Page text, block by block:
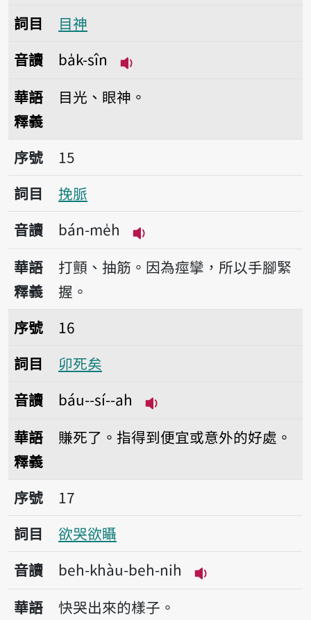
詞目
目神
音讀
ba̍k-sîn
華語
釋義
目光、眼神。
序號15挽脈
序號
15
詞目
挽脈
音讀
bán-me̍h
播放音讀bán-me̍h
華語
釋義
打顫、抽筋。因為痙攣，所以手腳緊
握。
序號16卯死矣
序號
16
詞目
卯死矣
音讀
báu--sí--ah
華語
釋義
賺死了。指得到便宜或意外的好處。
序號17欲哭欲𥍉
序號
17
詞目
欲哭欲𥍉
音讀
beh-khàu-beh-nih
播放音讀beh-
華語
快哭出來的樣子。